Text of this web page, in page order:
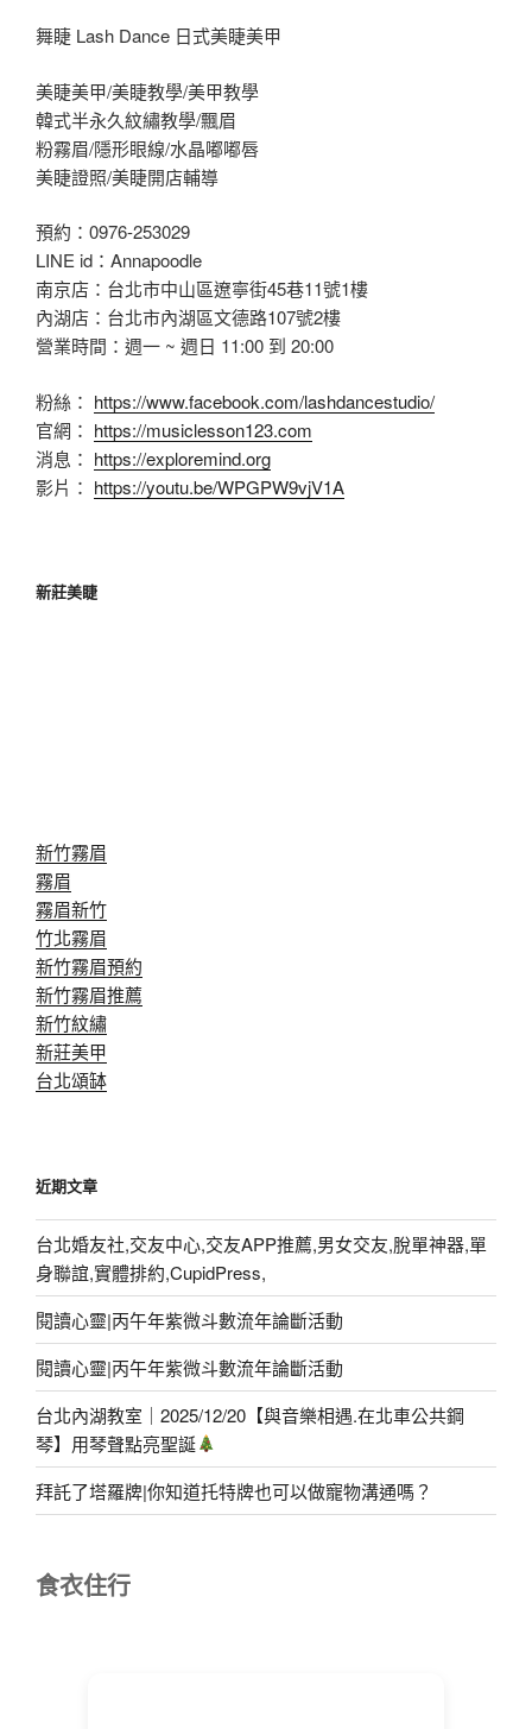
舞睫 Lash Dance 日式美睫美甲
美睫美甲/美睫教學/美甲教學
韓式半永久紋繡教學/飄眉
粉霧眉/隱形眼線/水晶嘟嘟唇
美睫證照/美睫開店輔導
預約：0976-253029
LINE id：Annapoodle
南京店：台北市中山區遼寧街45巷11號1樓
內湖店：台北市內湖區文德路107號2樓
營業時間：週一 ~ 週日 11:00 到 20:00
粉絲： https://www.facebook.com/lashdancestudio/
官網： https://musiclesson123.com
消息： https://exploremind.org
影片： https://youtu.be/WPGPW9vjV1A
新莊美睫
新竹霧眉
霧眉
霧眉新竹
竹北霧眉
新竹霧眉預約
新竹霧眉推薦
新竹紋繡
新莊美甲
台北頌缽
近期文章
台北婚友社,交友中心,交友APP推薦,男女交友,脫單神器,單
身聯誼,實體排約,CupidPress,
閱讀心靈|丙午年紫微斗數流年論斷活動
閱讀心靈|丙午年紫微斗數流年論斷活動
台北內湖教室｜2025/12/20【與音樂相遇.在北車公共鋼
琴】用琴聲點亮聖誕
拜託了塔羅牌|你知道托特牌也可以做寵物溝通嗎？
食衣住行